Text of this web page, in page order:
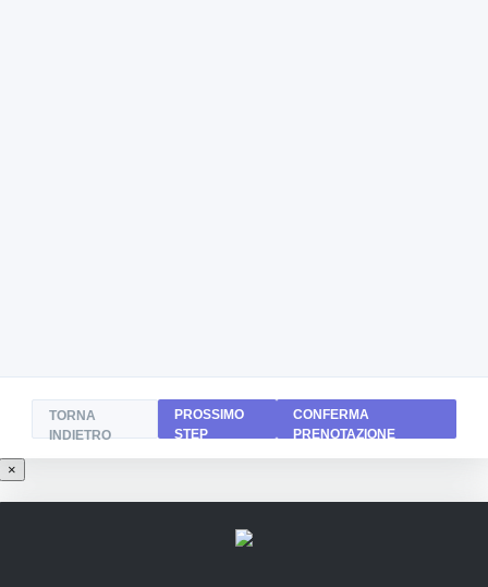
TORNA
INDIETRO
PROSSIMO
STEP
CONFERMA
PRENOTAZIONE
×